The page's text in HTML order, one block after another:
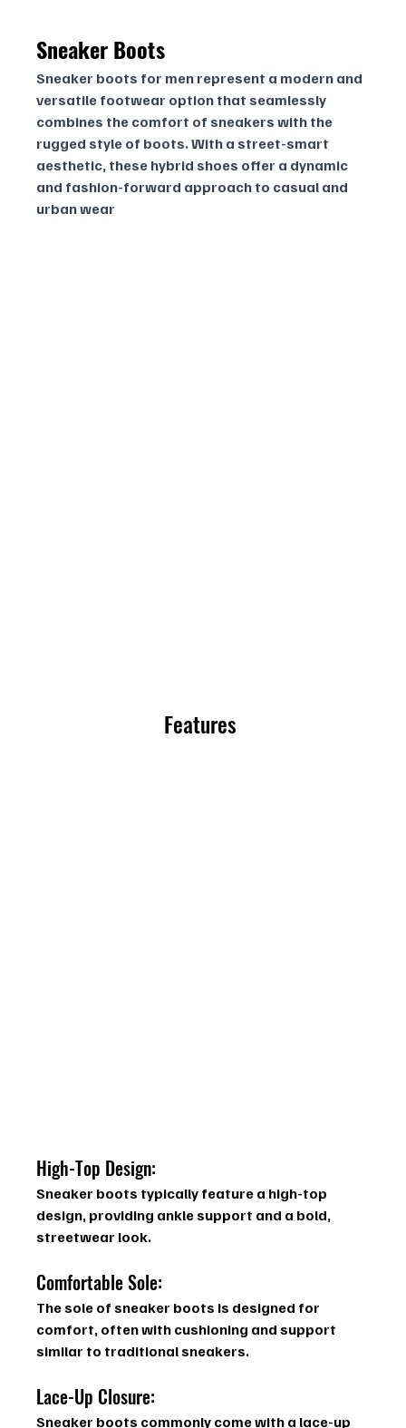
Sneaker Boots
Sneaker boots for men represent a modern and
versatile footwear option that seamlessly
combines the comfort of sneakers with the
rugged style of boots. With a street-smart
aesthetic, these hybrid shoes offer a dynamic
and fashion-forward approach to casual and
urban wear
Features
High-Top Design:
Sneaker boots typically feature a high-top
design, providing ankle support and a bold,
streetwear look.
Comfortable Sole:
The sole of sneaker boots is designed for
comfort, often with cushioning and support
similar to traditional sneakers.
Lace-Up Closure:
Sneaker boots commonly come with a lace-up